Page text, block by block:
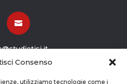
Consenso
utilizziamo tecnologie come i

